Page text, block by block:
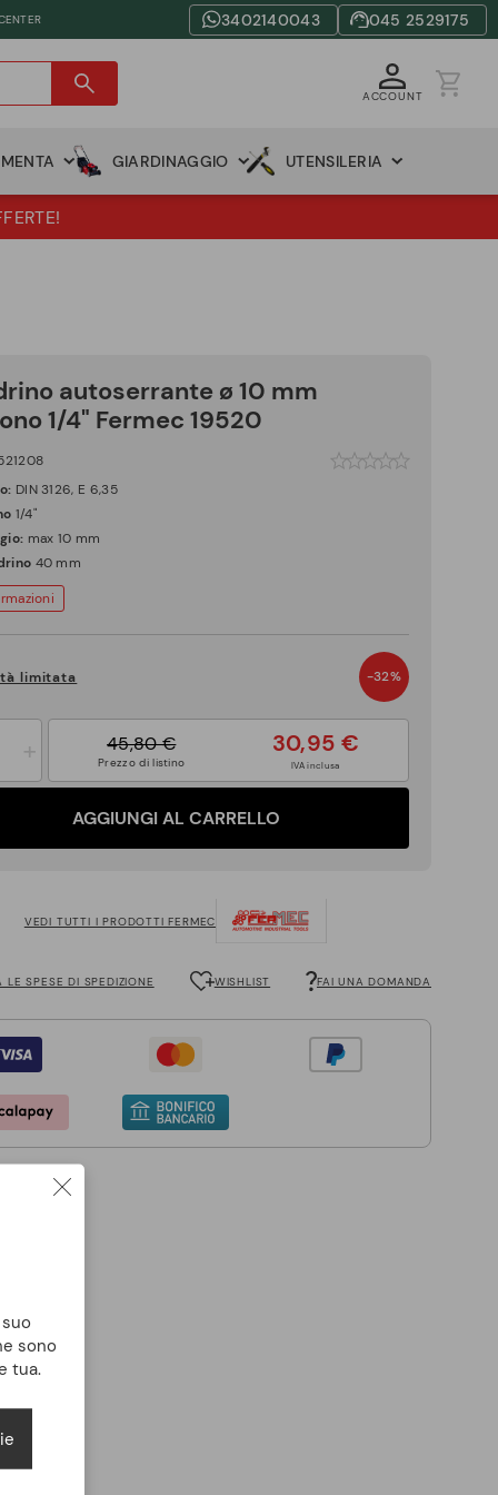
3402140043 045 2529175
ACCOUNT
GIARDINAGGIO UTENSILERIA
autoserrante ø 10 mm
1/4" Fermec 19520
DIN 3126, E 6,35
1/4"
max 10 mm
40 mm
limitata -32%
+ 45,80 €
Prezzo di listino
30,95 €
IVA inclusa
AGGIUNGI AL CARRELLO
VEDI TUTTI I PRODOTTI FERMEC
LE SPESE DI SPEDIZIONE WISHLIST FAI UNA DOMANDA
sono
tua.